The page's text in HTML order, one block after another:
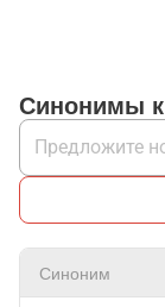
Синонимы
Синоним